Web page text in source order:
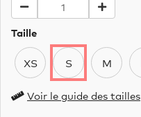
Taille
XS S M
Voir le guide des tailles